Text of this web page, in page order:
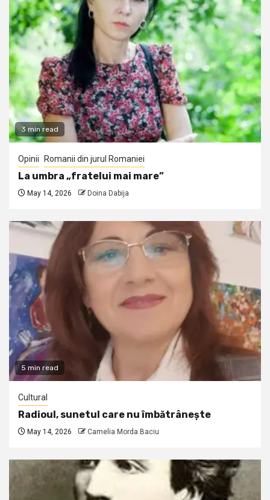
3 min read
Opinii Romanii din jurul Romaniei
La umbra „fratelui mai mare”
May 14, 2026 Doina Dabija
5 min read
Cultural
Radioul, sunetul care nu îmbătrânește
May 14, 2026 Camelia Morda Baciu